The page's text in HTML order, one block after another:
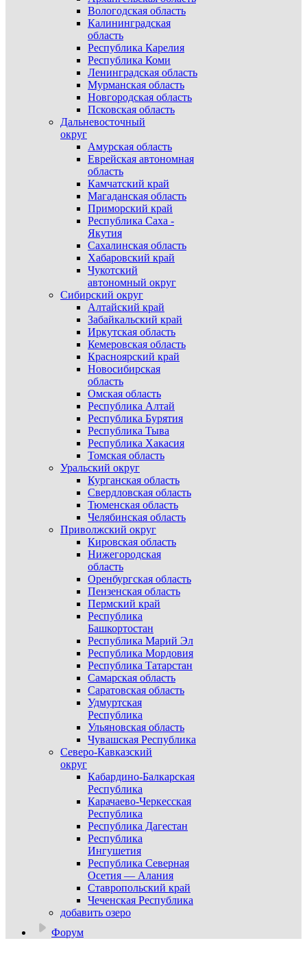
Вологодская область
Калининградская
область
Республика Карелия
Республика Коми
Ленинградская область
Мурманская область
Новгородская область
Псковская область
Дальневосточный
округ
Амурская область
Еврейская автономная
область
Камчатский край
Магаданская область
Приморский край
Республика Саха -
Якутия
Сахалинская область
Хабаровский край
Чукотский
автономный округ
Сибирский округ
Алтайский край
Забайкальский край
Иркутская область
Кемеровская область
Красноярский край
Новосибирская
область
Омская область
Республика Алтай
Республика Бурятия
Республика Тыва
Республика Хакасия
Томская область
Уральский округ
Курганская область
Свердловская область
Тюменская область
Челябинская область
Приволжский округ
Кировская область
Нижегородская
область
Оренбургская область
Пензенская область
Пермский край
Республика
Башкортостан
Республика Марий Эл
Республика Мордовия
Республика Татарстан
Самарская область
Саратовская область
Удмуртская
Республика
Ульяновская область
Чувашская Республика
Северо-Кавказский
округ
Кабардино-Балкарская
Республика
Карачаево-Черкесская
Республика
Республика Дагестан
Республика
Ингушетия
Республика Северная
Осетия — Алания
Ставропольский край
Чеченская Республика
добавить озеро
Форум